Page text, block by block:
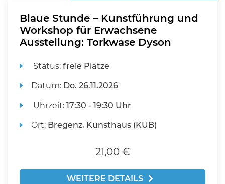
Blaue Stunde – Kunstführung und
Workshop für Erwachsene
Ausstellung: Torkwase Dyson
Status:freie Plätze
Datum: Do. 26.11.2026
Uhrzeit:17:30 - 19:30 Uhr
Ort: Bregenz, Kunsthaus (KUB)
21,00 €
WEITERE DETAILS